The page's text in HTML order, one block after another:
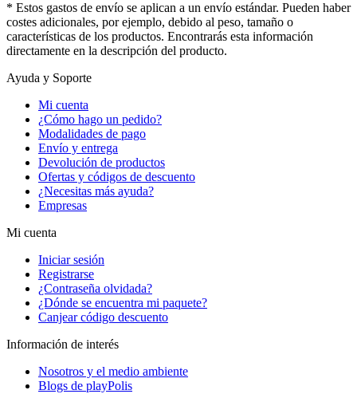
* Estos gastos de envío se aplican a un envío estándar. Pueden haber
costes adicionales, por ejemplo, debido al peso, tamaño o
características de los productos. Encontrarás esta información
directamente en la descripción del producto.
Ayuda y Soporte
Mi cuenta
¿Cómo hago un pedido?
Modalidades de pago
Envío y entrega
Devolución de productos
Ofertas y códigos de descuento
¿Necesitas más ayuda?
Empresas
Mi cuenta
Iniciar sesión
Registrarse
¿Contraseña olvidada?
¿Dónde se encuentra mi paquete?
Canjear código descuento
Información de interés
Nosotros y el medio ambiente
Blogs de playPolis